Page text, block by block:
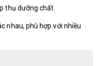
thụ dưỡng chất
nhau, phù hợp với nhiều